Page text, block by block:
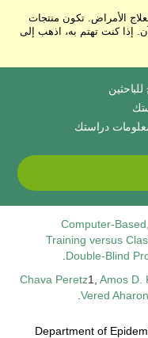
الأمراض. تكون منتجات
إذا كنت تهتم به، اذهب إلى
دراستك
Computer-
Training versus
Double-Blind
Chava Peretz1, Amos D.
Vered
1. Department of